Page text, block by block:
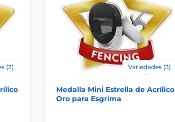
(3) Variedades (3)
Medalla Mini Estrella de Acrílico
Oro para Esgrima